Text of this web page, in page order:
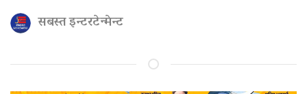
सबस्त इन्टरटेन्मेन्ट